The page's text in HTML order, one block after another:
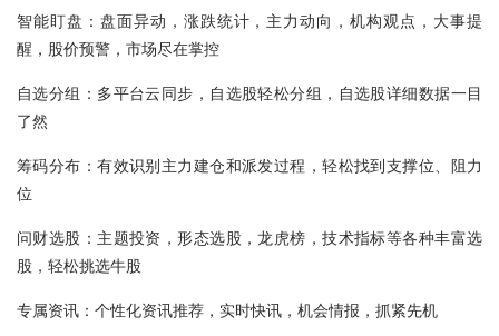
智能盯盘：盘面异动，涨跌统计，主力动向，机构观点，大事提
醒，股价预警，市场尽在掌控
自选分组：多平台云同步，自选股轻松分组，自选股详细数据一目
了然
筹码分布：有效识别主力建仓和派发过程，轻松找到支撑位、阻力
位
问财选股：主题投资，形态选股，龙虎榜，技术指标等各种丰富选
股，轻松挑选牛股
专属资讯：个性化资讯推荐，实时快讯，机会情报，抓紧先机